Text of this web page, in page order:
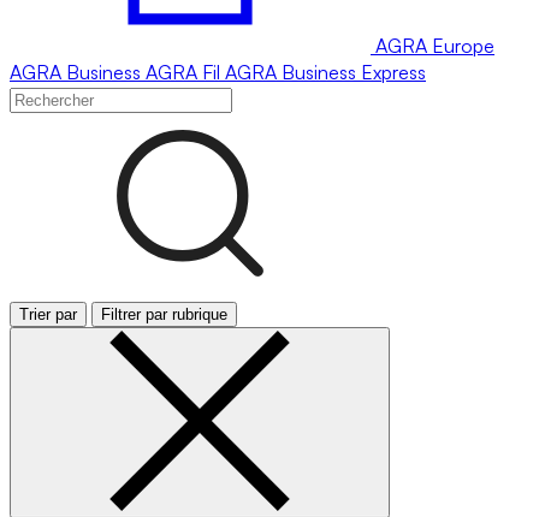
AGRA Europe
AGRA Business AGRA Fil AGRA Business Express
Trier par Filtrer par rubrique